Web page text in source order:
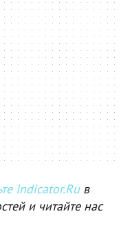
Indicator.Ruв
и читайте нас